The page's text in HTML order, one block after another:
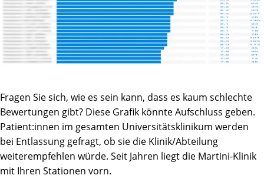
Fragen Sie sich, wie es sein kann, dass es kaum schlechte
Bewertungen gibt? Diese Grafik könnte Aufschluss geben.
Patient:innen im gesamten Universitätsklinikum werden
bei Entlassung gefragt, ob sie die Klinik/Abteilung
weiterempfehlen würde. Seit Jahren liegt die Martini-Klinik
mit Ihren Stationen vorn.